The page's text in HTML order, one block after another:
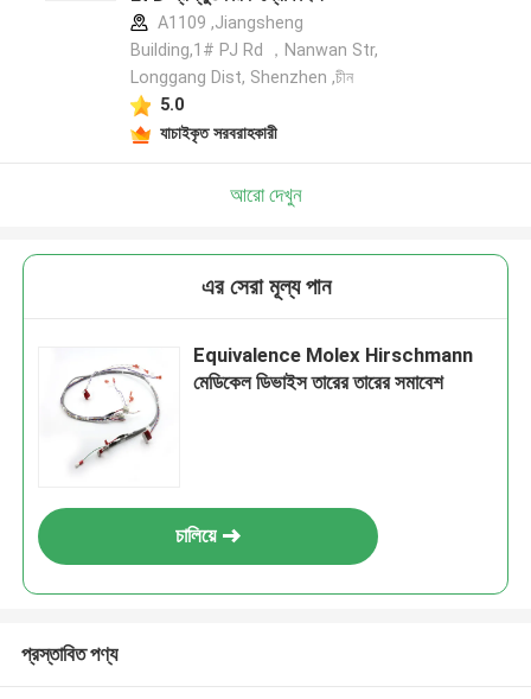
A1109 ,Jiangsheng
Building,1# PJ Rd ，Nanwan Str,
Longgang Dist, Shenzhen ,চীন
5.0
যাচাইকৃত সরবরাহকারী
আরো দেখুন
এর সেরা মূল্য পান
Equivalence Molex Hirschmann
মেডিকেল ডিভাইস তারের তারের সমাবেশ
চালিয়ে
প্রস্তাবিত পণ্য